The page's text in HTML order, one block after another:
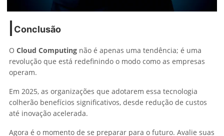
Conclusão
O Cloud Computing não é apenas uma tendência; é uma
revolução que está redefinindo o modo como as empresas
operam.
Em 2025, as organizações que adotarem essa tecnologia
colherão benefícios significativos, desde redução de custos
até inovação acelerada.
Agora é o momento de se preparar para o futuro. Avalie suas